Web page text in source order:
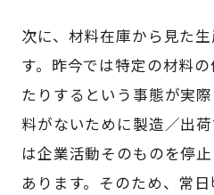
次に、材料在庫から見た
す。昨今では特定の材料
たりするという事態が実
料がないために製造／出
は企業活動そのものを停
あります。そのため、常